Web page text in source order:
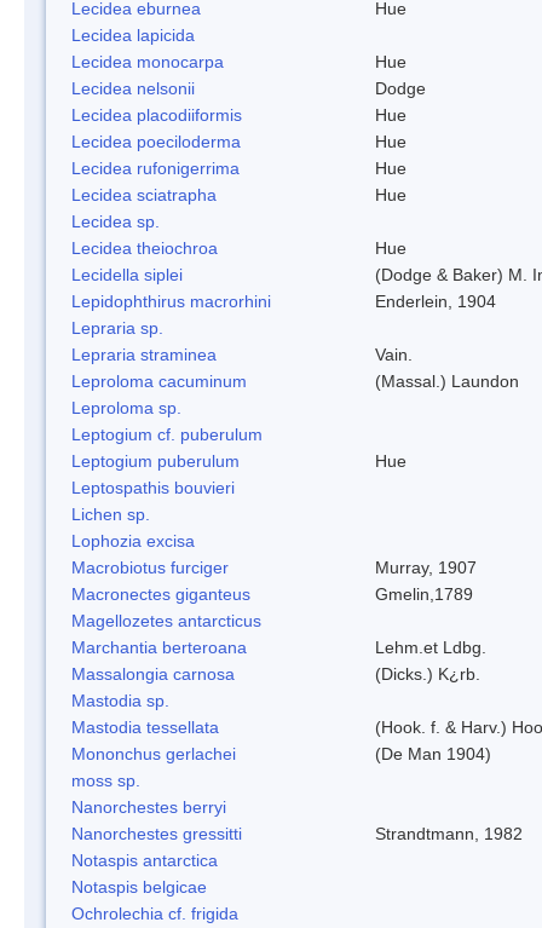
Lecidea eburnea
Hue
Lecidea lapicida
Lecidea monocarpa
Hue
Lecidea nelsonii
Dodge
Lecidea placodiiformis
Hue
Lecidea poeciloderma
Hue
Lecidea rufonigerrima
Hue
Lecidea sciatrapha
Hue
Lecidea sp.
Lecidea theiochroa
Hue
Lecidella siplei
(Dodge & Baker) M.
Lepidophthirus macrorhini
Enderlein, 1904
Lepraria sp.
Lepraria straminea
Vain.
Leproloma cacuminum
(Massal.) Laundon
Leproloma sp.
Leptogium cf. puberulum
Leptogium puberulum
Hue
Leptospathis bouvieri
Lichen sp.
Lophozia excisa
Macrobiotus furciger
Murray, 1907
Macronectes giganteus
Gmelin,1789
Magellozetes antarcticus
Marchantia berteroana
Lehm.et Ldbg.
Massalongia carnosa
(Dicks.) K¿rb.
Mastodia sp.
Mastodia tessellata
(Hook. f. & Harv.)
Mononchus gerlachei
(De Man 1904)
moss sp.
Nanorchestes berryi
Nanorchestes gressitti
Strandtmann, 1982
Notaspis antarctica
Notaspis belgicae
Ochrolechia cf. frigida